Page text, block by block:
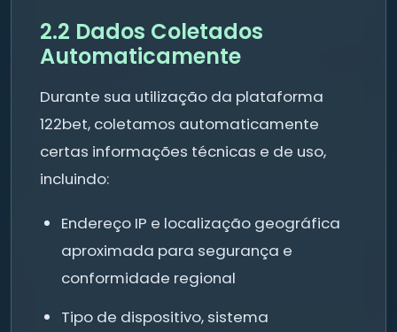
2.2 Dados Coletados
Automaticamente
Durante sua utilização da plataforma
122bet, coletamos automaticamente
certas informações técnicas e de uso,
incluindo:
Endereço IP e localização geográfica
aproximada para segurança e
conformidade regional
Tipo de dispositivo, sistema